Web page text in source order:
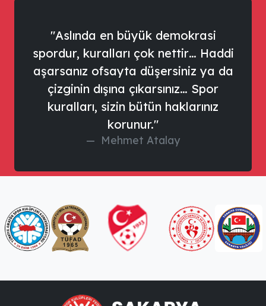
"Aslında en büyük demokrasi
spordur, kuralları çok nettir… Haddi
aşarsanız ofsayta düşersiniz ya da
çizginin dışına çıkarsınız… Spor
kuralları, sizin bütün haklarınız
korunur."
Mehmet Atalay